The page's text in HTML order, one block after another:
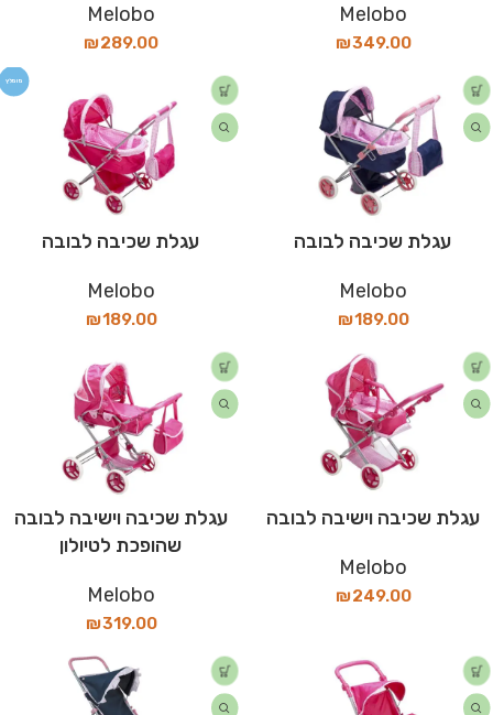
Melobo
₪349.00
Melobo
₪289.00
עגלת שכיבה לבובה
Melobo
₪189.00
מומלץ
עגלת שכיבה לבובה
Melobo
₪189.00
עגלת שכיבה וישיבה לבובה
Melobo
₪249.00
עגלת שכיבה וישיבה לבובה
שהופכת לטיולון
Melobo
₪319.00